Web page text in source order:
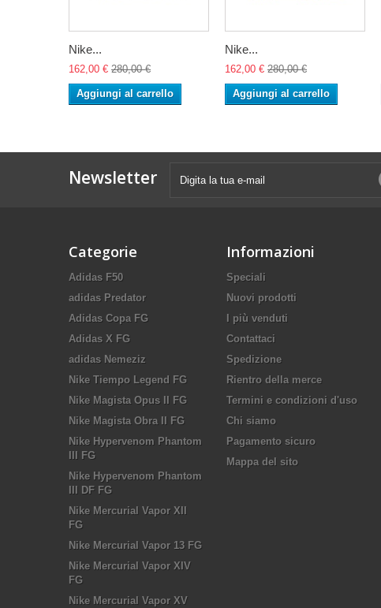
Nike...
162,00 € 280,00 €
Aggiungi al carrello
Nike...
162,00 € 280,00 €
Aggiungi al carrello
Newsletter
Categorie
Adidas F50
adidas Predator
Adidas Copa FG
Adidas X FG
adidas Nemeziz
Nike Tiempo Legend FG
Nike Magista Opus II FG
Nike Magista Obra II FG
Nike Hypervenom Phantom
III FG
Nike Hypervenom Phantom
III DF FG
Nike Mercurial Vapor XII
FG
Nike Mercurial Vapor 13 FG
Nike Mercurial Vapor XIV
FG
Nike Mercurial Vapor XV
Informazioni
Speciali
Nuovi prodotti
I più venduti
Contattaci
Spedizione
Rientro della merce
Termini e condizioni d'uso
Chi siamo
Pagamento sicuro
Mappa del sito